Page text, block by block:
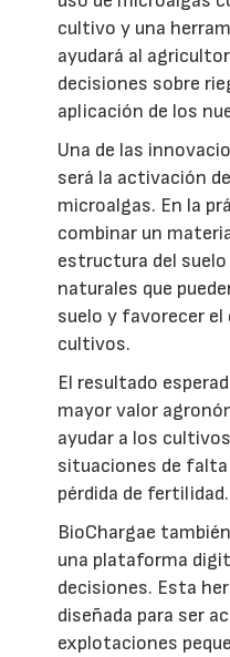
cultivo y una
ayudará al
decisiones sobre
aplicación de los
Una de las
será la activación
microalgas. En la
combinar un
estructura del
naturales que
suelo y favorecer el
cultivos.
El resultado
mayor valor
ayudar a los
situaciones de falta
pérdida de fertilidad.
BioChargae
una plataforma
decisiones. Esta
diseñada para ser
explotaciones